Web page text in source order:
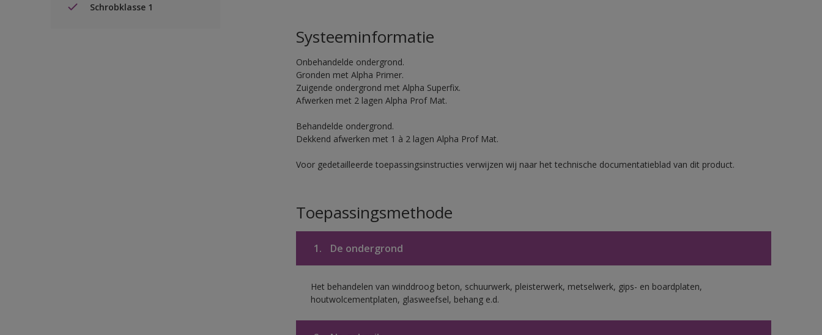
Schrobklasse 1
Systeeminformatie
Onbehandelde ondergrond.
Gronden met Alpha Primer.
Zuigende ondergrond met Alpha Superfix.
Afwerken met 2 lagen Alpha Prof Mat.
Behandelde ondergrond.
Dekkend afwerken met 1 à 2 lagen Alpha Prof Mat.
Voor gedetailleerde toepassingsinstructies verwijzen wij naar het technische documentatieblad van dit product.
Toepassingsmethode
1. De ondergrond
Het behandelen van winddroog beton, schuurwerk, pleisterwerk, metselwerk, gips- en boardplaten,
houtwolcementplaten, glasweefsel, behang e.d.